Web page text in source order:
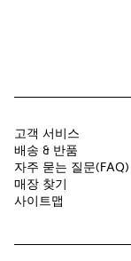
고객 서비스
배송 & 반품
자주 묻는 질문(FAQ)
매장 찾기
사이트맵